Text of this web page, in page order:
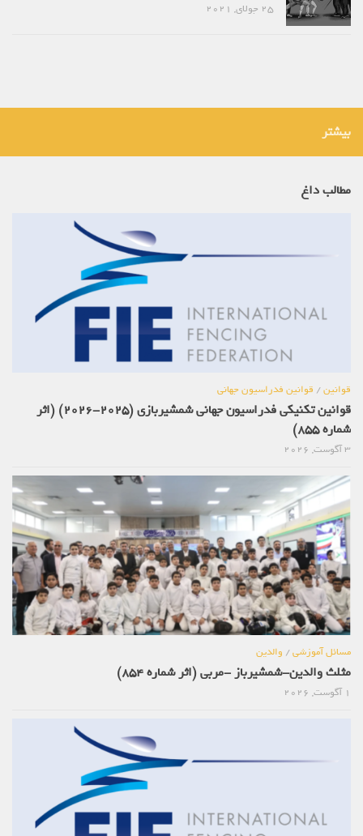
بیشتر
مطالب داغ
قوانین/قوانین فدراسیون جهانی
قوانین تکنیکی فدراسیون جهانی شمشیربازی (2025-2026) (اثر
شماره 855)
مسائل آموزشی/والدین
مثلث والدین-شمشیرباز -مربی (اثر شماره 854)